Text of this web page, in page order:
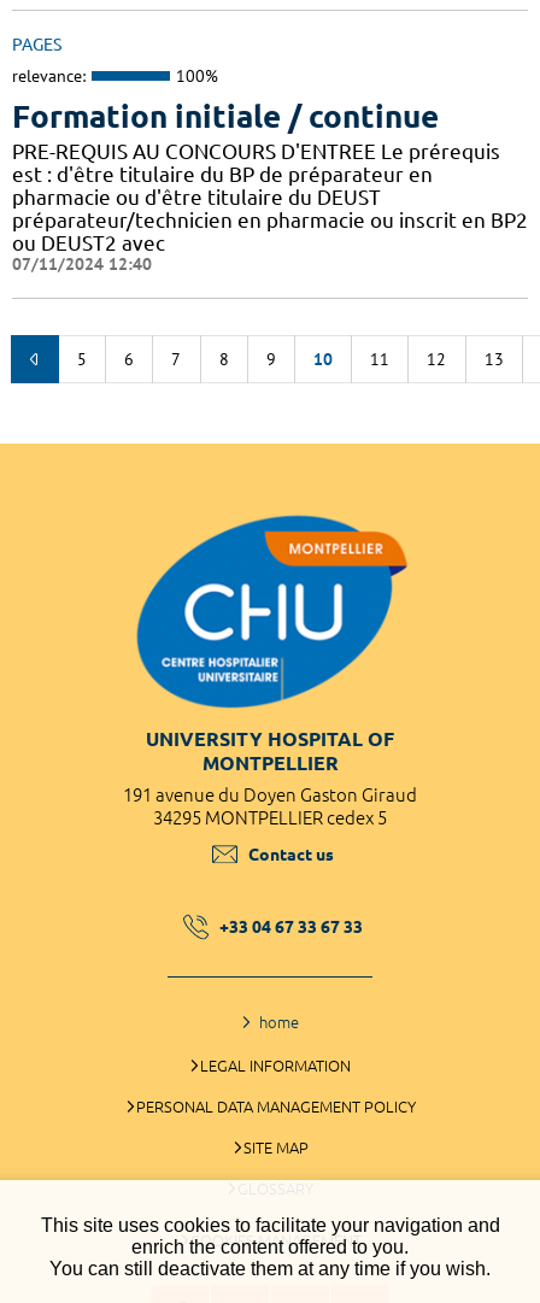
This site uses cookies to facilitate your navigation and
enrich the content offered to you.
You can still deactivate them at any time if you wish.
PAGES
relevance: 100%
Formation initiale / continue
PRE-REQUIS AU CONCOURS D'ENTREE Le prérequis
est : d'être titulaire du BP de préparateur en
pharmacie ou d'être titulaire du DEUST
préparateur/technicien en pharmacie ou inscrit en BP2
ou DEUST2 avec
07/11/2024 12:40
5 6 7 8 9 10 11 12 13
UNIVERSITY HOSPITAL OF
MONTPELLIER
191 avenue du Doyen Gaston Giraud
34295 MONTPELLIER cedex 5
Contact us
+33 04 67 33 67 33
home
LEGAL INFORMATION
PERSONAL DATA MANAGEMENT POLICY
SITE MAP
GLOSSARY
COOKIES MANAGEMENT